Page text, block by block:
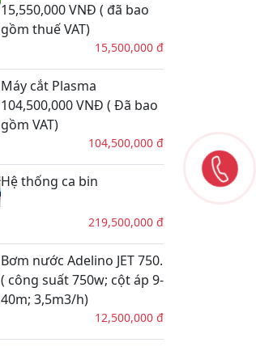
15,550,000 VNĐ ( đã bao
gồm thuế VAT)
15,500,000 đ
Máy cắt Plasma
104,500,000 VNĐ ( Đã bao
gồm VAT)
104,500,000 đ
Hệ thống ca bin
219,500,000 đ
Bơm nước Adelino JET 750.
( công suất 750w; cột áp 9-
40m; 3,5m3/h)
12,500,000 đ